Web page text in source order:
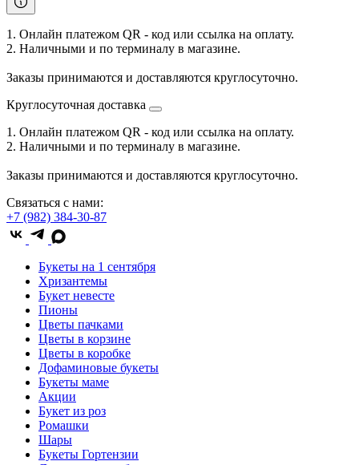
1. Онлайн платежом QR - код или ссылка на оплату.
2. Наличными и по терминалу в магазине.
Заказы принимаются и доставляются круглосуточно.
Круглосуточная доставка
1. Онлайн платежом QR - код или ссылка на оплату.
2. Наличными и по терминалу в магазине.
Заказы принимаются и доставляются круглосуточно.
Связаться с нами:
+7 (982) 384-30-87
Букеты на 1 сентября
Хризантемы
Букет невесте
Пионы
Цветы пачками
Цветы в корзине
Цветы в коробке
Дофаминовые букеты
Букеты маме
Акции
Букет из роз
Ромашки
Шары
Букеты Гортензии